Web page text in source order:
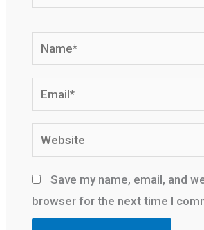
Name*
Email*
Website
Save my name, email, and
browser for the next time I